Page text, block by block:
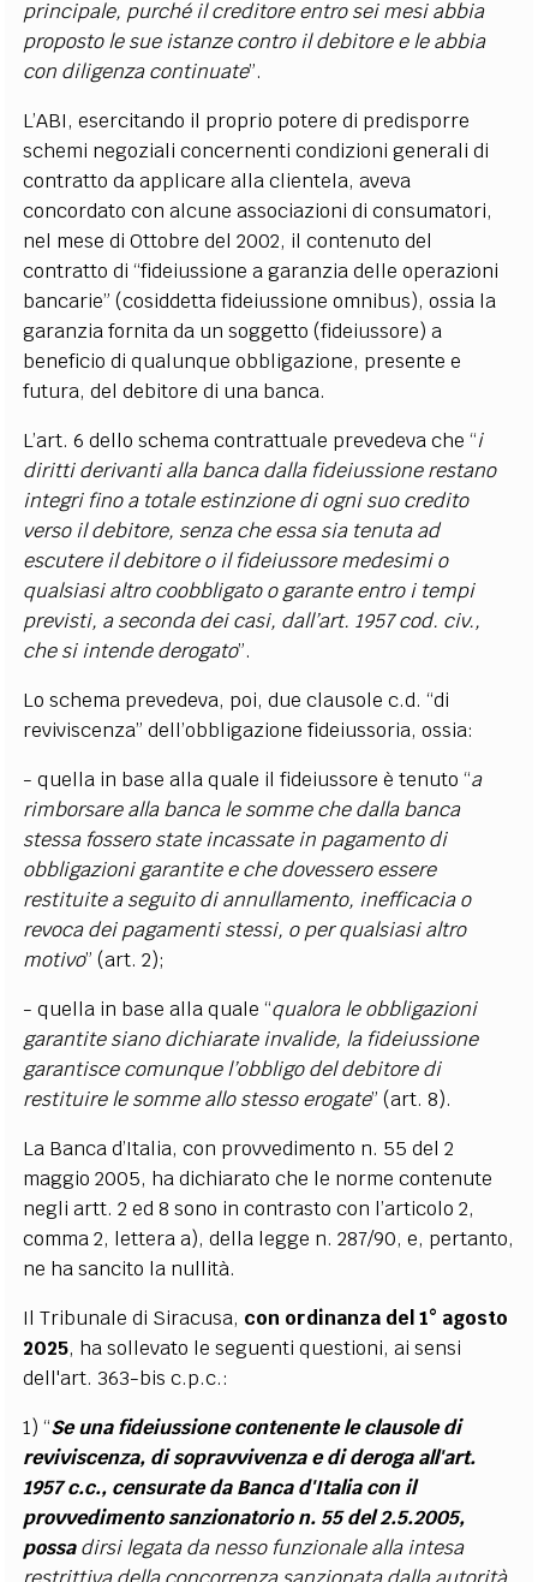
principale, purché il creditore entro sei mesi abbia
proposto le sue istanze contro il debitore e le abbia
con diligenza continuate”.
L’ABI, esercitando il proprio potere di predisporre
schemi negoziali concernenti condizioni generali di
contratto da applicare alla clientela, aveva
concordato con alcune associazioni di consumatori,
nel mese di Ottobre del 2002, il contenuto del
contratto di “fideiussione a garanzia delle operazioni
bancarie” (cosiddetta fideiussione omnibus), ossia la
garanzia fornita da un soggetto (fideiussore) a
beneficio di qualunque obbligazione, presente e
futura, del debitore di una banca.
L’art. 6 dello schema contrattuale prevedeva che “i
diritti derivanti alla banca dalla fideiussione restano
integri fino a totale estinzione di ogni suo credito
verso il debitore, senza che essa sia tenuta ad
escutere il debitore o il fideiussore medesimi o
qualsiasi altro coobbligato o garante entro i tempi
previsti, a seconda dei casi, dall’art. 1957 cod. civ.,
che si intende derogato”.
Lo schema prevedeva, poi, due clausole c.d. “di
reviviscenza” dell’obbligazione fideiussoria, ossia:
- quella in base alla quale il fideiussore è tenuto “a
rimborsare alla banca le somme che dalla banca
stessa fossero state incassate in pagamento di
obbligazioni garantite e che dovessero essere
restituite a seguito di annullamento, inefficacia o
revoca dei pagamenti stessi, o per qualsiasi altro
motivo” (art. 2);
- quella in base alla quale “qualora le obbligazioni
garantite siano dichiarate invalide, la fideiussione
garantisce comunque l’obbligo del debitore di
restituire le somme allo stesso erogate” (art. 8).
La Banca d’Italia, con provvedimento n. 55 del 2
maggio 2005, ha dichiarato che le norme contenute
negli artt. 2 ed 8 sono in contrasto con l’articolo 2,
comma 2, lettera a), della legge n. 287/90, e, pertanto,
ne ha sancito la nullità.
Il Tribunale di Siracusa, con ordinanza del 1° agosto
2025, ha sollevato le seguenti questioni, ai sensi
dell'art. 363-bis c.p.c.:
1) “Se una fideiussione contenente le clausole di
reviviscenza, di sopravvivenza e di deroga all'art.
1957 c.c., censurate da Banca d'Italia con il
provvedimento sanzionatorio n. 55 del 2.5.2005,
possadirsi legata da nesso funzionale alla intesa